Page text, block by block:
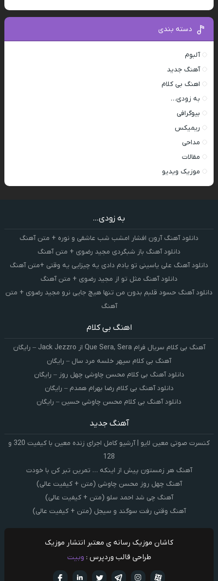
دسته بندی
آلبوم
آهنگ جدید
اهنگ بی کلام
به زودی…
بیوگرافی
ریمیکس
مداحی
مقالات
موزیک ویدیو
به زودی...
دانلود آهنگ آرون افشار امشب شب عاشقی و نوره + متن آهنگ
دانلود آهنگ باز شبگردی مجید رضوی + متن آهنگ
دانلود آهنگ علی یاسینی تو یادم دادی یه چیزایی یه وقتی +متن آهنگ
دانلود آهنگ مثل تو از مجید رضوی + متن آهنگ
دانلود آهنگ حسود قلبم بدون من تنها هیچ جایی نرو مجید رضوی + متن
آهنگ
اهنگ بی کلام
آهنگ بی کلام سریال فرام Que Sera, Sera از Jack Jezzro – رایگان
آهنگ بی کلام سپهر خلسه مرد سال – رایگان
دانلود آهنگ بی کلام محسن چاوشی چهل روز – رایگان
دانلود آهنگ بی کلام رضا بهرام همدم – رایگان
دانلود آهنگ بی کلام محسن چاوشی حسین – رایگان
آهنگ جدید
کنسرت صوتی معین لایو | آرشیو کامل اجرای زنده معین با کیفیت 320 و
128
آهنگ هر زمستون پیش از اینکه … تمرین تبر کن با خودت
آهنگ چهل روز محسن چاوشی (متن + کیفیت عالی)
آهنگ چی شد احمد سلو (متن + کیفیت عالی)
آهنگ وقتی رفت سوگند و سیجل (متن + کیفیت عالی)
کاشان موزیک رسانه ی معتبر انتشار موزیک
طراحی قالب وردپرس : وبیت
تويتر تلگرام
اینستاگرام آپارات